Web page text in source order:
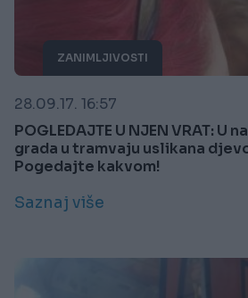
ZANIMLJIVOSTI
28.09.17. 16:57
POGLEDAJTE U NJEN VRAT:
grada u tramvaju uslikana
Pogedajte kakvom!
Saznaj više